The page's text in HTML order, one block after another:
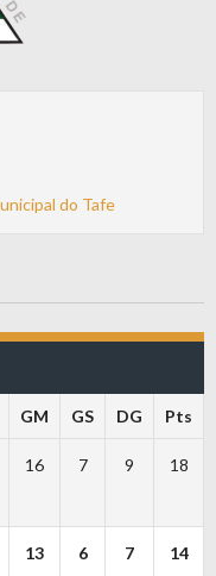
do Tafe
GM GS DG Pts
16 7 9 18
13 6 7 14